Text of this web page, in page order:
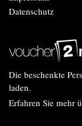
Datenschutz
Die beschenkte
laden.
Erfahren Sie mehr